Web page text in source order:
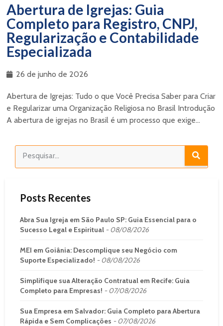
Abertura de Igrejas: Guia
Completo para Registro, CNPJ,
Regularização e Contabilidade
Especializada
26 de junho de 2026
Abertura de Igrejas: Tudo o que Você Precisa Saber para Criar
e Regularizar uma Organização Religiosa no Brasil Introdução
A abertura de igrejas no Brasil é um processo que exige...
Posts Recentes
Abra Sua Igreja em São Paulo SP: Guia Essencial para o
Sucesso Legal e Espiritual
08/08/2026
MEI em Goiânia: Descomplique seu Negócio com
Suporte Especializado!
08/08/2026
Simplifique sua Alteração Contratual em Recife: Guia
Completo para Empresas!
07/08/2026
Sua Empresa em Salvador: Guia Completo para Abertura
Rápida e Sem Complicações
07/08/2026